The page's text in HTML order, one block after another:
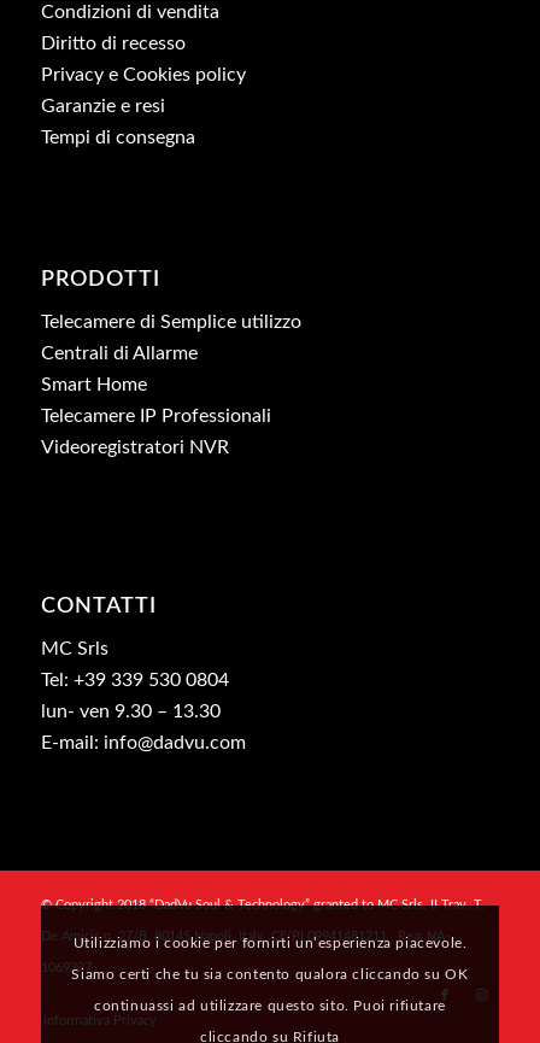
Condizioni di vendita
Diritto di recesso
Privacy e Cookies policy
Garanzie e resi
Tempi di consegna
PRODOTTI
Telecamere di Semplice utilizzo
Centrali di Allarme
Smart Home
Telecamere IP Professionali
Videoregistratori NVR
CONTATTI
MC Srls
Tel: +39 339 530 0804
lun- ven 9.30 – 13.30
E-mail: info@dadvu.com
© Copyright 2018 “DadVu Soul & Technology” granted to MC Srls, II Trav. T.
De Amicis n. 27/B, 80145 Napoli, Italy, CF/PI 09941481211 , Rea: NA-
1069327
Informativa Privacy
Utilizziamo i cookie per fornirti un’esperienza piacevole.
Siamo certi che tu sia contento qualora cliccando su OK
continuassi ad utilizzare questo sito. Puoi rifiutare
cliccando su Rifiuta